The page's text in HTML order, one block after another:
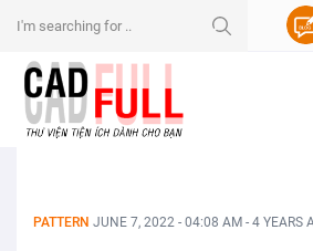
PATTERN JUNE 7, 2022 - 04:08 AM - 4 YEARS